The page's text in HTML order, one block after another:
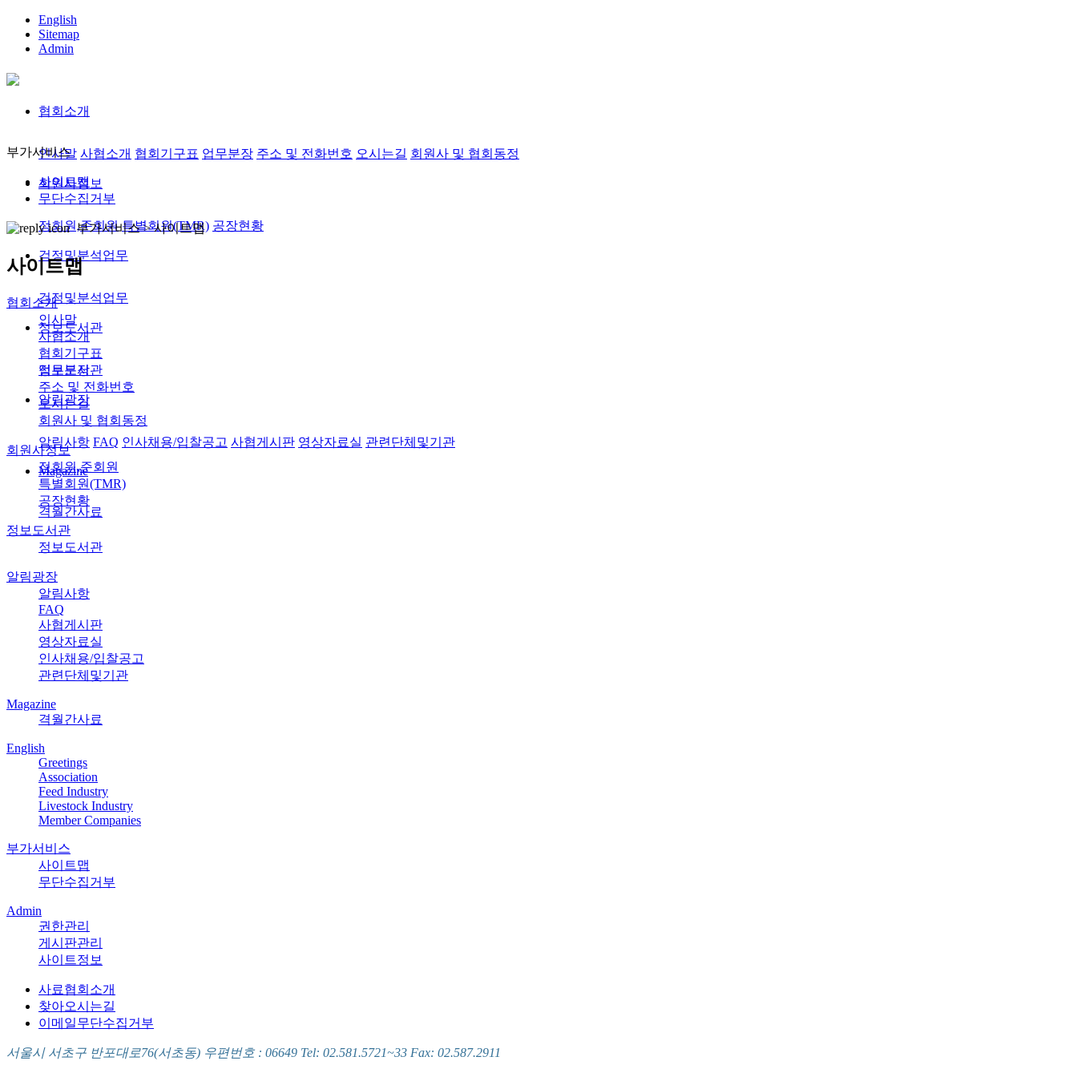
English
Sitemap
Admin
협회소개
인사말 사협소개 협회기구표 업무분장 주소 및 전화번호 오시는길 회원사 및 협회동정
회원사정보
정회원,준회원 특별회원(TMR) 공장현황
검정및분석업무
검정및분석업무
정보도서관
정보도서관
알림광장
알림사항 FAQ 인사채용/입찰공고 사협게시판 영상자료실 관련단체및기관
Magazine
격월간사료
부가서비스
사이트맵
무단수집거부
부가서비스 >사이트맵
사이트맵
협회소개
인사말
사협소개
협회기구표
업무분장
주소 및 전화번호
오시는길
회원사 및 협회동정
회원사정보
정회원,준회원
특별회원(TMR)
공장현황
정보도서관
정보도서관
알림광장
알림사항
FAQ
사협게시판
영상자료실
인사채용/입찰공고
관련단체및기관
Magazine
격월간사료
English
Greetings
Association
Feed Industry
Livestock Industry
Member Companies
부가서비스
사이트맵
무단수집거부
Admin
권한관리
게시판관리
사이트정보
사료협회소개
찾아오시는길
이메일무단수집거부
서울시 서초구 반포대로76(서초동) 우편번호 : 06649 Tel: 02.581.5721~33 Fax: 02.587.2911